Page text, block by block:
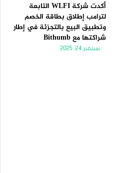
أكدت شركة WLFI التابعة
لترامب إطلاق بطاقة الخصم
وتطبيق البيع بالتجزئة في إطار
شراكتها مع Bithumb
سبتمبر 24, 2025